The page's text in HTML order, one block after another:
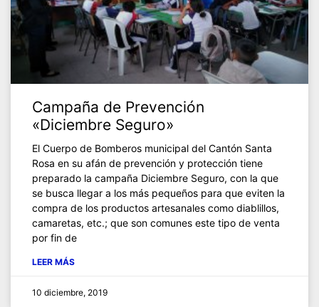
Campaña de Prevención
«Diciembre Seguro»
El Cuerpo de Bomberos municipal del Cantón Santa
Rosa en su afán de prevención y protección tiene
preparado la campaña Diciembre Seguro, con la que
se busca llegar a los más pequeños para que eviten la
compra de los productos artesanales como diablillos,
camaretas, etc.; que son comunes este tipo de venta
por fin de
LEER MÁS
10 diciembre, 2019